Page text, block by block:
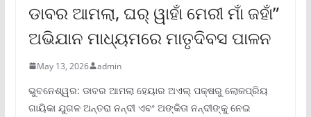
ଡାବର ଆମଲା, ଘର୍ ୱାହାଁ ମେରୀ ମାଁ ଜହାଁ”
ଅଭିଯାନ ମାଧ୍ୟମରେ ମାତୃଦିବସ ପାଳନ
May 13, 2026 admin
ଭୁବନେଶ୍ୱର: ଡାବର ଆମଲା ହେୟାର ଅଏଲ୍ ପକ୍ଷରୁ ଲୋକପ୍ରିୟ
ଗାୟିକା ଯୁଗଳ ଅନ୍ତରା ନନ୍ଦୀ ଏବଂ ଅଙ୍କିତା ନନ୍ଦୀଙ୍କୁ ନେଇ